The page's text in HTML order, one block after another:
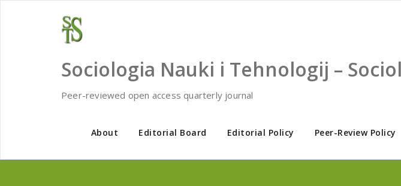
Sociologia Nauki i Tehnologij –
Peer-reviewed open access quarterly journal
About Editorial Board Editorial Policy Peer-Review Policy